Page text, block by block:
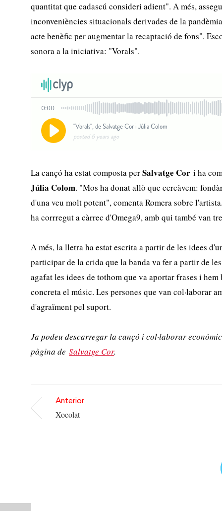
quantitat que cadascú consideri adient". A més,
inconveniències situacionals derivades de la
acte benèfic per augmentar la recaptació de fons".
sonora a la iniciativa: "Vorals".
La cançó ha estat composta perSalvatge Cor i ha
Júlia Colom. "Mos ha donat allò que cercàvem:
d'una veu molt potent", comenta Romera sobre
ha corrregut a càrrec d'Omega9, amb qui també van
A més, la lletra ha estat escrita a partir de les idees
participar de la crida que la banda va fer a partir de
agafat les idees de tothom que va aportar frases i
concreta el músic. Les persones que van col·laborar
d'agraïment pel suport.
Ja podeu descarregar la cançó i col·laborar
pàgina deSalvatge Cor.
Anterior
Xocolat